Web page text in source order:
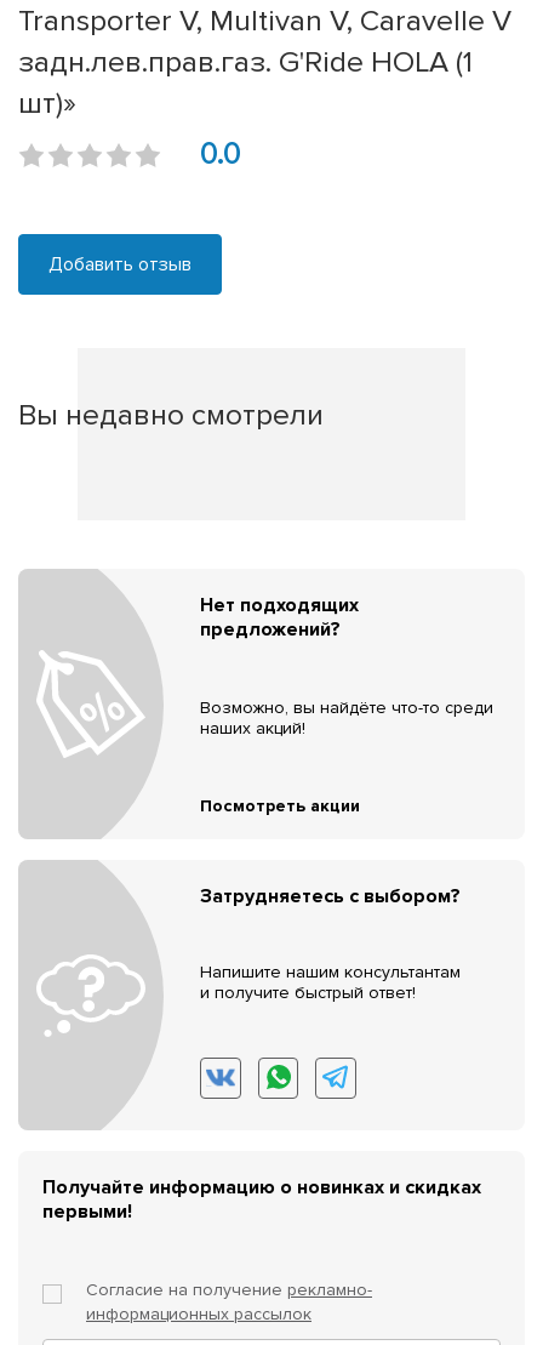
Transporter V, Multivan V, Caravelle V
задн.лев.прав.газ. G'Ride HOLA (1
шт)»
0.0
Добавить отзыв
Вы недавно смотрели
Нет подходящих
предложений?
Возможно, вы найдёте что-то среди
наших акций!
Посмотреть акции
Затрудняетесь с выбором?
Напишите нашим консультантам
и получите быстрый ответ!
Получайте информацию о новинках и скидках
первыми!
Согласие на получение рекламно-
информационных рассылок